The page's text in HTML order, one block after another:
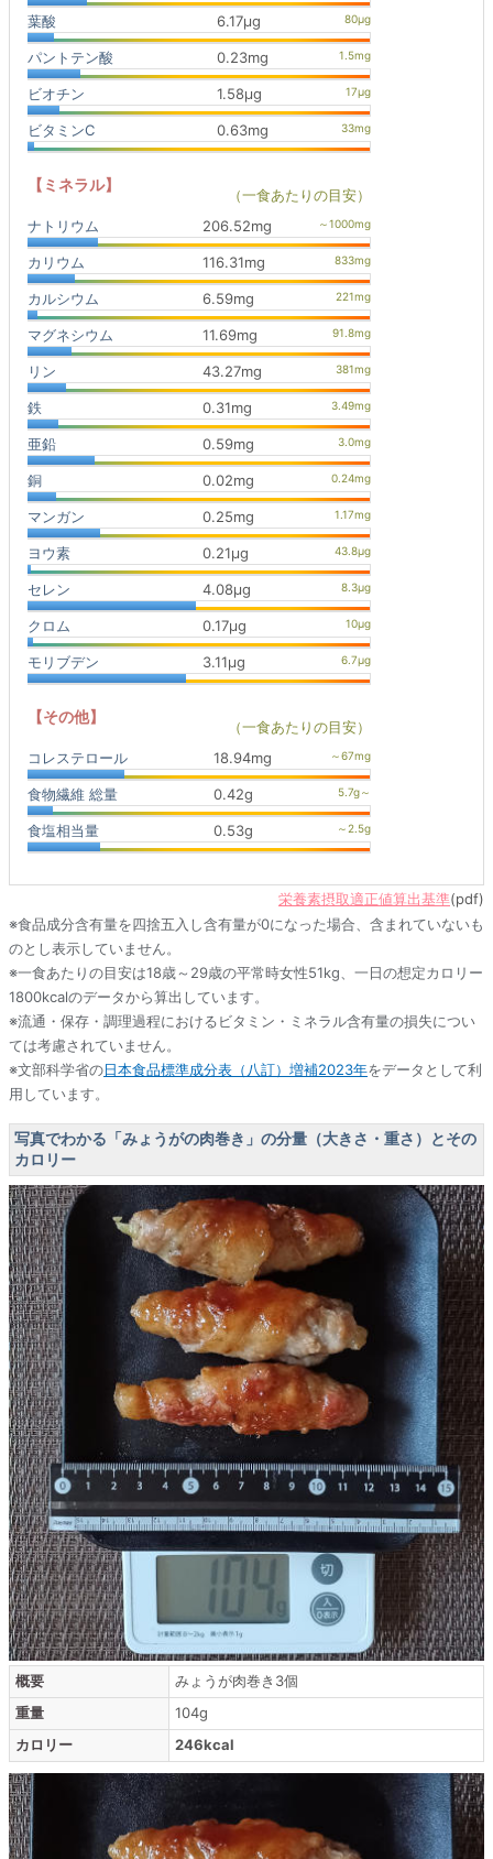
葉酸 6.17μg
パントテン酸 0.23mg
ビオチン 1.58μg
ビタミンC 0.63mg
【ミネラル】
（一食あたりの目安）
ナトリウム
206.52mg
カリウム 116.31mg
カルシウム 6.59mg
マグネシウム 11.69mg
リン 43.27mg
鉄 0.31mg
亜鉛 0.59mg
銅 0.02mg
マンガン 0.25mg
ヨウ素 0.21μg
セレン 4.08μg
クロム 0.17μg
モリブデン 3.11μg
【その他】
（一食あたりの目安）
コレステロール
18.94mg
食物繊維 総量 0.42g
食塩相当量 0.53g
栄養素摂取適正値算出基準(pdf)
※食品成分含有量を四捨五入し含有量が0になった場合、含まれていないも
のとし表示していません。
※一食あたりの目安は18歳～29歳の平常時女性51kg、一日の想定カロリー
1800kcalのデータから算出しています。
※流通・保存・調理過程におけるビタミン・ミネラル含有量の損失につい
ては考慮されていません。
※文部科学省の日本食品標準成分表（八訂）増補2023年をデータとして利
用しています。
写真でわかる「みょうがの肉巻き」の分量（大きさ・重さ）とその
カロリー
概要
みょうが肉巻き3個
重量
104g
カロリー
246kcal